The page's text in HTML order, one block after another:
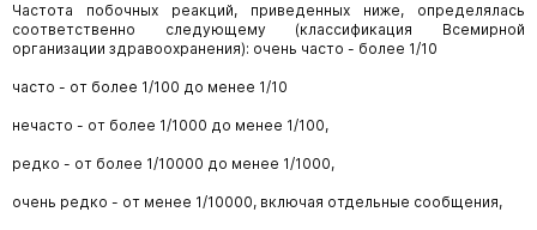
Частота побочных реакций, приведенных ниже, определялась
соответственно следующему (классификация Всемирной
организации здравоохранения): очень часто - более 1/10
часто - от более 1/100 до менее 1/10
нечасто - от более 1/1000 до менее 1/100,
редко - от более 1/10000 до менее 1/1000,
очень редко - от менее 1/10000, включая отдельные сообщения,